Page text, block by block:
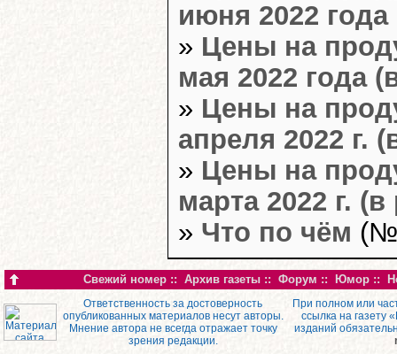
июня 2022 года
» Цены на
мая 2022 года
» Цены на
апреля 2022 г.
» Цены на
марта 2022 г.
» Что по чём
Свежий номер :: Архив газеты :: Форум :: Юмор ::
Ответственность за достоверность
опубликованных материалов несут авторы.
Мнение автора не всегда отражает точку
зрения редакции.
При полном или
ссылка на газету
изданий